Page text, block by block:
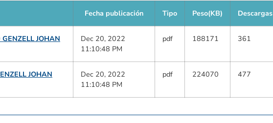
Fecha publicación Tipo Peso(KB) Descargas
JOHAN
Dec 20, 2022
11:10:48 PM
pdf 188171 361
JOHAN
Dec 20, 2022
11:10:48 PM
pdf 224070 477